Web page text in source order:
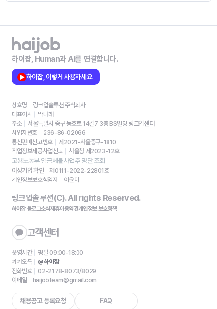
하이잡, Human과 AI를 연결합니다.
하이잡, 이렇게 사용하세요.
상호명
링크업솔루션 주식회사
대표이사
박나래
주소
서울특별시 중구 동호로 14길7 3층 BS빌딩 링크업센터
사업자번호
236-86-02066
통신판매신고번호
제2021-서울중구-1810
직업정보제공사업신고
서울청 제2023-12호
고용노동부 임금체불사업주 명단 조회
여성기업 확인
제0111-2022-22801호
개인정보보호책임자
이윤미
링크업솔루션(C). All rights Reserved.
하이잡 블로그소식제휴이용약관개인정보 보호정책
고객센터
운영시간
평일 09:00-18:00
카카오톡
@하이잡
전화번호
02-2178-8073/8029
이메일
haijobteam@gmail.com
채용공고 등록요청 FAQ